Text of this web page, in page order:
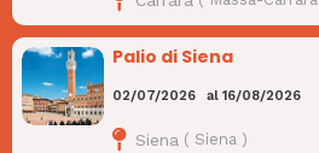
Palio di Siena
02/07/2026 al16/08/2026
Siena ( Siena )